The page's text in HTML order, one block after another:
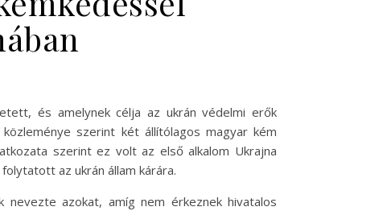
és amelynek célja az ukrán védelmi erők
szerint két állítólagos magyar kém
szerint ez volt az első alkalom Ukrajna
az ukrán állam kárára.
nevezte azokat, amíg nem érkeznek hivatalos